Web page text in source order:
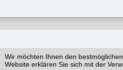
Wir möchten Ihnen den
Website erklären Sie sich mit der